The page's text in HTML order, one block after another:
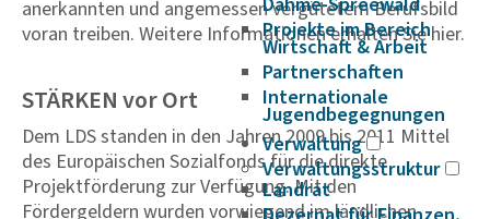
Projekte im Bereich
Wirtschaft & Arbeit
Partnerschaften
Internationale
Jugendbegegnungen
Verwaltung
Verwaltungsstruktur
Landrat
anerkannten und angemessen vergütetem Berufsbild
voran treiben. Weitere Informationen erhalten Sie hier.
STÄRKEN vor Ort
Dem LDS standen in den Jahren 2009 bis 2011 Mittel
des Europäischen Sozialfonds für die direkte
Projektförderung zur Verfügung. Mit den
Fördergeldern wurden vorwiegend im ländlichen